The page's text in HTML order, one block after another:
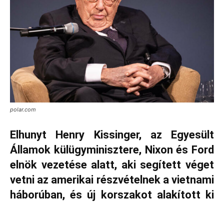
polar.com
Elhunyt Henry Kissinger, az Egyesült
Államok külügyminisztere, Nixon és Ford
elnök vezetése alatt, aki segített véget
vetni az amerikai részvételnek a vietnami
háborúban, és új korszakot alakított ki